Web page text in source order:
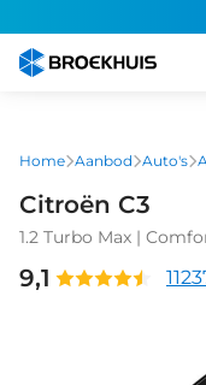
naar
gaan
Home Aanbod Auto's
Citroën C3
1.2 Turbo Max |
9,1